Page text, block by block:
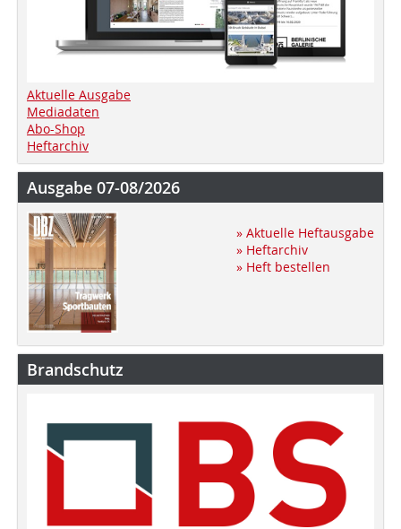
Aktuelle Ausgabe
Mediadaten
Abo-Shop
Heftarchiv
Ausgabe 07-08/2026
» Aktuelle Heftausgabe
» Heftarchiv
» Heft bestellen
Brandschutz